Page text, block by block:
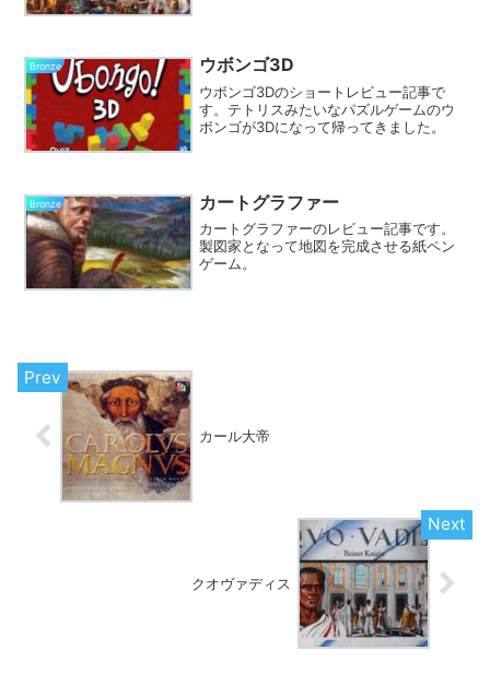
り、選択したアクションしか実行できな
い点が特徴です。
Bronze ウボンゴ3D
ウボンゴ3Dのショートレビュー記事で
す。テトリスみたいなパズルゲームのウ
ボンゴが3Dになって帰ってきました。
Bronze カートグラファー
カートグラファーのレビュー記事です。
製図家となって地図を完成させる紙ペン
ゲーム。
カール大帝
クオヴァディス